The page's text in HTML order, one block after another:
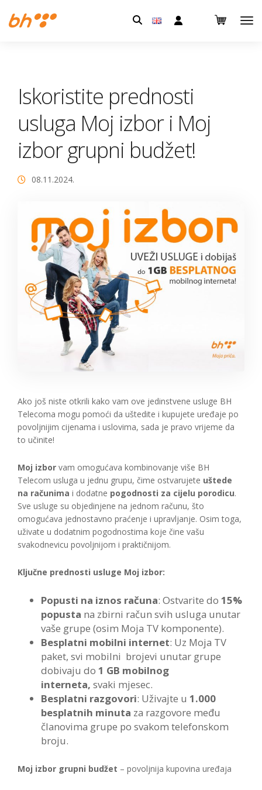
Pretraga:
Iskoristite prednosti
usluga Moj izbor i Moj
izbor grupni budžet!
08.11.2024.
Ako još niste otkrili kako vam ove jedinstvene usluge BH
Telecoma mogu pomoći da uštedite i kupujete uređaje po
povoljnijim cijenama i uslovima, sada je pravo vrijeme da
to učinite!
Moj izbor vam omogućava kombinovanje više BH
Telecom usluga u jednu grupu, čime ostvarujete uštede
na računima i dodatne pogodnosti za cijelu porodicu.
Sve usluge su objedinjene na jednom računu, što
omogućava jednostavno praćenje i upravljanje. Osim toga,
uživate u dodatnim pogodnostima koje čine vašu
svakodnevicu povoljnijom i praktičnijom.
Ključne prednosti usluge Moj izbor:
Popusti na iznos računa: Ostvarite do 15%
popusta na zbirni račun svih usluga unutar
vaše grupe (osim Moja TV komponente).
Besplatni mobilni internet: Uz Moja TV
paket, svi mobilni brojevi unutar grupe
dobivaju do 1 GB mobilnog
interneta, svaki mjesec.
Besplatni razgovori: Uživajte u 1.000
besplatnih minuta za razgovore među
članovima grupe po svakom telefonskom
broju.
Moj izbor grupni budžet – povoljnija kupovina uređaja